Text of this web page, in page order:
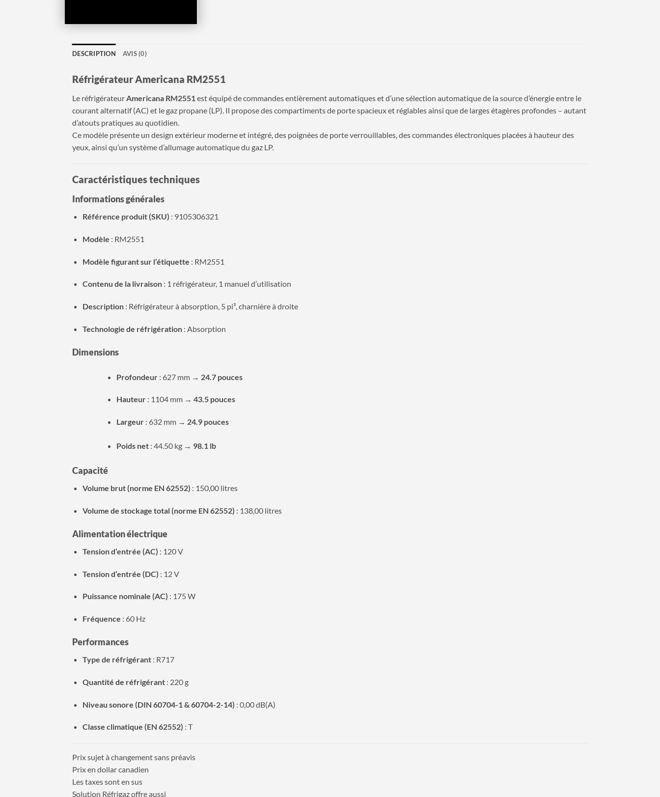
DESCRIPTION AVIS (0)
Réfrigérateur Americana RM2551
Le réfrigérateurAmericana RM2551est équipé de commandes entièrement automatiques et d’une sélection automatique de la source d’énergie entre le
courant alternatif (AC) et le gaz propane (LP). Il propose des compartiments de porte spacieux et réglables ainsi que de larges étagères profondes – autant
d’atouts pratiques au quotidien.
Ce modèle présente un design extérieur moderne et intégré, des poignées de porte verrouillables, des commandes électroniques placées à hauteur des
yeux, ainsi qu’un système d’allumage automatique du gaz LP.
Caractéristiques techniques
Informations générales
Référence produit (SKU) : 9105306321
Modèle : RM2551
Modèle figurant sur l’étiquette : RM2551
Contenu de la livraison: 1 réfrigérateur, 1 manuel d’utilisation
Description: Réfrigérateur à absorption, 5 pi³, charnière à droite
Technologie de réfrigération: Absorption
Dimensions
Profondeur: 627 mm → 24.7 pouces
Hauteur: 1104 mm → 43.5 pouces
Largeur: 632 mm → 24.9 pouces
Poids net: 44.50 kg → 98.1 lb
Capacité
Volume brut (norme EN 62552) : 150,00 litres
Volume de stockage total (norme EN 62552) : 138,00 litres
Alimentation électrique
Tension d’entrée (AC) : 120 V
Tension d’entrée (DC) : 12 V
Puissance nominale (AC) : 175 W
Fréquence : 60 Hz
Performances
Type de réfrigérant: R717
Quantité de réfrigérant: 220 g
Niveau sonore (DIN 60704-1 & 60704-2-14) : 0,00 dB(A)
Classe climatique (EN 62552) : T
Prix sujet à changement sans préavis
Prix en dollar canadien
Les taxes sont en sus
Solution Réfrigaz offre aussi